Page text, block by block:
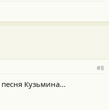
#8
Кузьмина...